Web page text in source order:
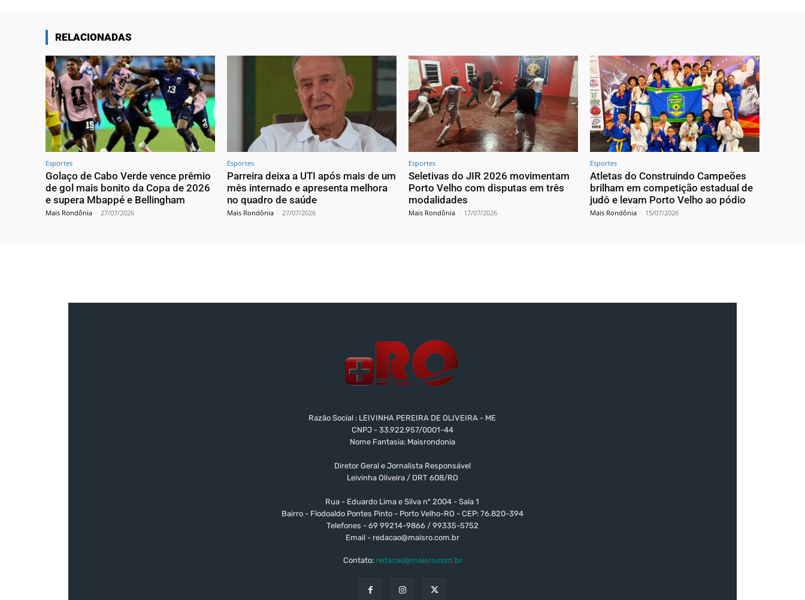
RELACIONADAS
Esportes
Golaço de Cabo Verde vence prêmio
de gol mais bonito da Copa de 2026
e supera Mbappé e Bellingham
Mais Rondônia - 27/07/2026
Esportes
Parreira deixa a UTI após mais de um
mês internado e apresenta melhora
no quadro de saúde
Mais Rondônia - 27/07/2026
Esportes
Seletivas do JIR 2026 movimentam
Porto Velho com disputas em três
modalidades
Mais Rondônia - 17/07/2026
Esportes
Atletas do Construindo Campeões
brilham em competição estadual de
judô e levam Porto Velho ao pódio
Mais Rondônia - 15/07/2026
Razão Social : LEIVINHA PEREIRA DE OLIVEIRA - ME
CNPJ - 33.922.957/0001-44
Nome Fantasia: Maisrondonia
Diretor Geral e Jornalista Responsável
Leivinha Oliveira / DRT 608/RO
Rua - Eduardo Lima e Silva nº 2004 - Sala 1
Bairro - Flodoaldo Pontes Pinto - Porto Velho-RO - CEP: 76.820-394
Telefones - 69 99214-9866 / 99335-5752
Email - redacao@maisro.com.br
Contato: redacao@maisro.com.br